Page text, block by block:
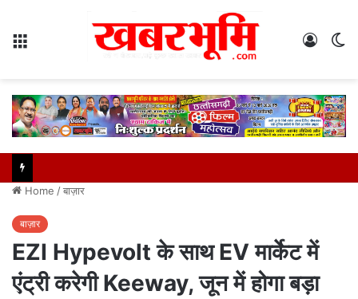
Log
Home /बाज़ार
बाज़ार
EZI Hypevolt के साथ EV मार्केट में
एंट्री करेगी Keeway, जून में होगा बड़ा